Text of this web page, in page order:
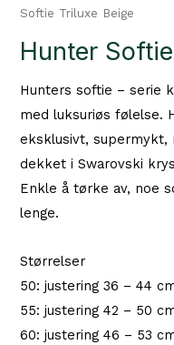
Softie Triluxe Beige
Hunter
Hunters softie – serie
med luksuriøs følelse.
eksklusivt, supermykt,
dekket i Swarovski
Enkle å tørke av, noe
lenge.
Størrelser
50: justering 36 – 44
55: justering 42 – 50
60: justering 46 – 53